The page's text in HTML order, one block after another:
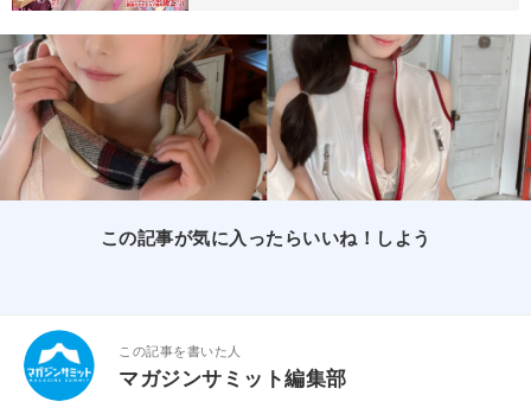
この記事が気に入ったらいいね！しよう
この記事を書いた人
マガジンサミット編集部